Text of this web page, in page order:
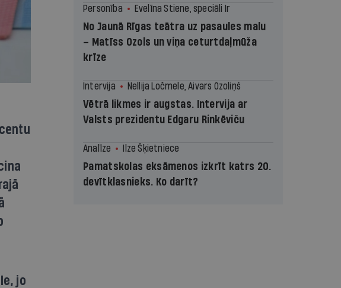
jo
Personība Evelīna Stiene, speciāli Ir
No Jaunā Rīgas teātra uz pasaules malu
– Matīss Ozols un viņa ceturtdaļmūža
krīze
Intervija Nellija Ločmele, Aivars Ozoliņš
Vētrā likmes ir augstas. Intervija ar
Valsts prezidentu Edgaru Rinkēviču
Analīze Ilze Šķietniece
Pamatskolas eksāmenos izkrīt katrs 20.
devītklasnieks. Ko darīt?